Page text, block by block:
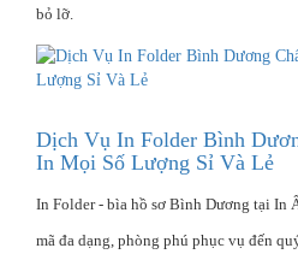
bỏ lỡ.
Dịch Vụ In Folder Bình
In Mọi Số Lượng Sỉ Và Lẻ
In Folder - bìa hồ sơ Bình Dương tại In
mã đa dạng, phòng phú phục vụ đến